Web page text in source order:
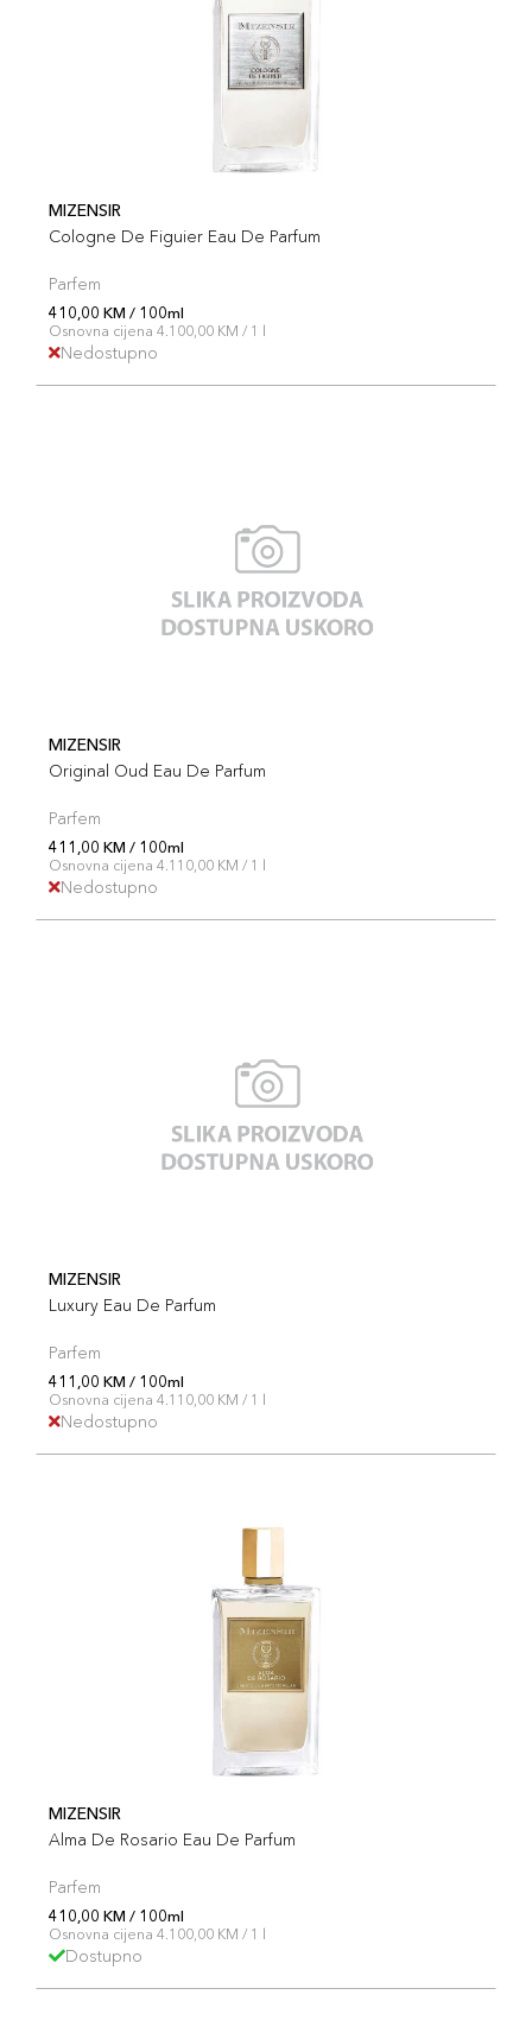
MIZENSIR
Cologne De Figuier Eau De Parfum
Parfem
410,00 KM / 100ml
Osnovna cijena 4.100,00 KM / 1 l
Nedostupno
MIZENSIR
Original Oud Eau De Parfum
Parfem
411,00 KM / 100ml
Osnovna cijena 4.110,00 KM / 1 l
Nedostupno
MIZENSIR
Luxury Eau De Parfum
Parfem
411,00 KM / 100ml
Osnovna cijena 4.110,00 KM / 1 l
Nedostupno
MIZENSIR
Alma De Rosario Eau De Parfum
Parfem
410,00 KM / 100ml
Osnovna cijena 4.100,00 KM / 1 l
Dostupno